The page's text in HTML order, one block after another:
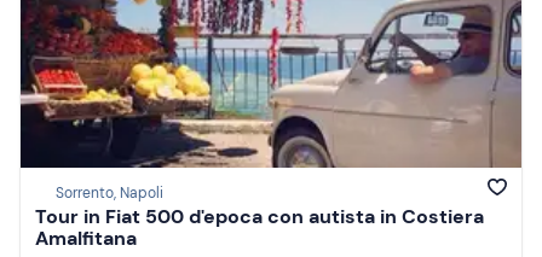
Sorrento, Napoli
Tour in Fiat 500 d'epoca con autista in Costiera
Amalfitana